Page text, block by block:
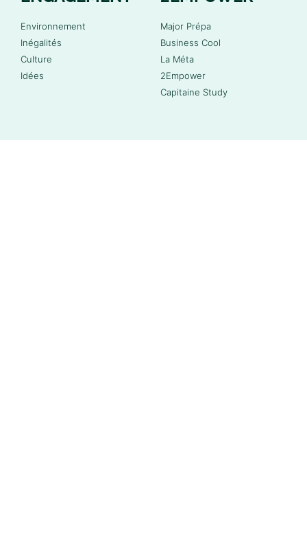
Environnement
Inégalités
Culture
Idées
Major Prépa
Business Cool
La Méta
2Empower
Capitaine Study